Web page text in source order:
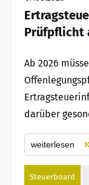
Prüfpflicht
Ab 2026
darüber
weiterlesen
Steuerboard